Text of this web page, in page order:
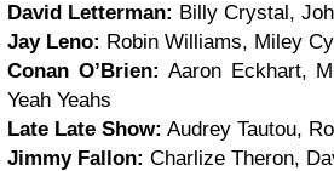
David Letterman: Billy Crystal,
Jay Leno: Robin Williams, Miley
Conan O’Brien: Aaron Eckhart,
Yeah Yeahs
Late Late Show: Audrey Tautou,
Jimmy Fallon: Charlize Theron,